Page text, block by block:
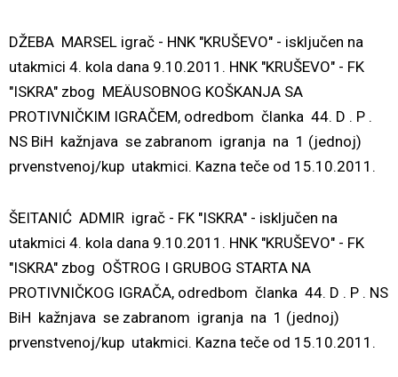
DŽEBA MARSEL igrač - HNK "KRUŠEVO" - isključen na
utakmici 4. kola dana 9.10.2011. HNK "KRUŠEVO" - FK
"ISKRA" zbog MEÄUSOBNOG KOŠKANJA SA
PROTIVNIČKIM IGRAČEM, odredbom članka 44. D . P .
NS BiH kažnjava se zabranom igranja na 1 (jednoj)
prvenstvenoj/kup utakmici. Kazna teče od 15.10.2011.
ŠEITANIĆ ADMIR igrač - FK "ISKRA" - isključen na
utakmici 4. kola dana 9.10.2011. HNK "KRUŠEVO" - FK
"ISKRA" zbog OŠTROG I GRUBOG STARTA NA
PROTIVNIČKOG IGRAČA, odredbom članka 44. D . P . NS
BiH kažnjava se zabranom igranja na 1 (jednoj)
prvenstvenoj/kup utakmici. Kazna teče od 15.10.2011.